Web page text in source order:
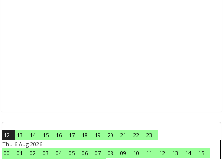
12 13 14 15 16 17 18 19 20 21 22
23
Thu 6 Aug 2026
00
01 02 03 04 05 06 07 08 09 10 11 12 13 14
15